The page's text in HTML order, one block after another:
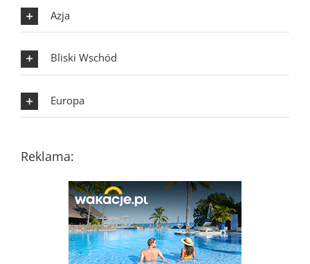
Azja
Bliski Wschód
Europa
Reklama: